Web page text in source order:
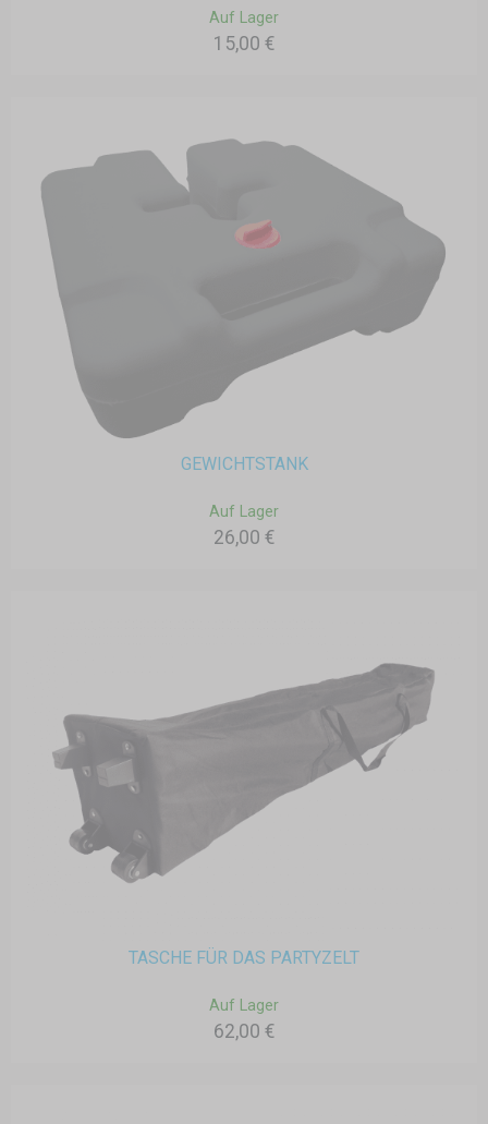
Auf Lager
15,00 €
GEWICHTSTANK
Auf Lager
26,00 €
TASCHE FÜR DAS PARTYZELT
Auf Lager
62,00 €